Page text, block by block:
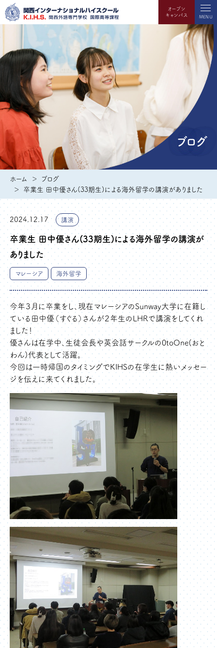
オープン
キャンパス
MENU
ブログ
ホーム
ブログ
卒業生 田中優さん(33期生)による海外留学の講演がありました
2024.12.17 講演
卒業生 田中優さん(33期生)による海外留学の講演が
ありました
マレーシア 海外留学
今年３月に卒業をし、現在マレーシアのSunway大学に在籍し
ている田中優（すぐる）さんが２年生のLHRで講演をしてくれ
ました！
優さんは在学中、生徒会長や英会話サークルの0toOne(おと
わん)代表として活躍。
今回は一時帰国のタイミングでKIHSの在学生に熱いメッセー
ジを伝えに来てくれました。